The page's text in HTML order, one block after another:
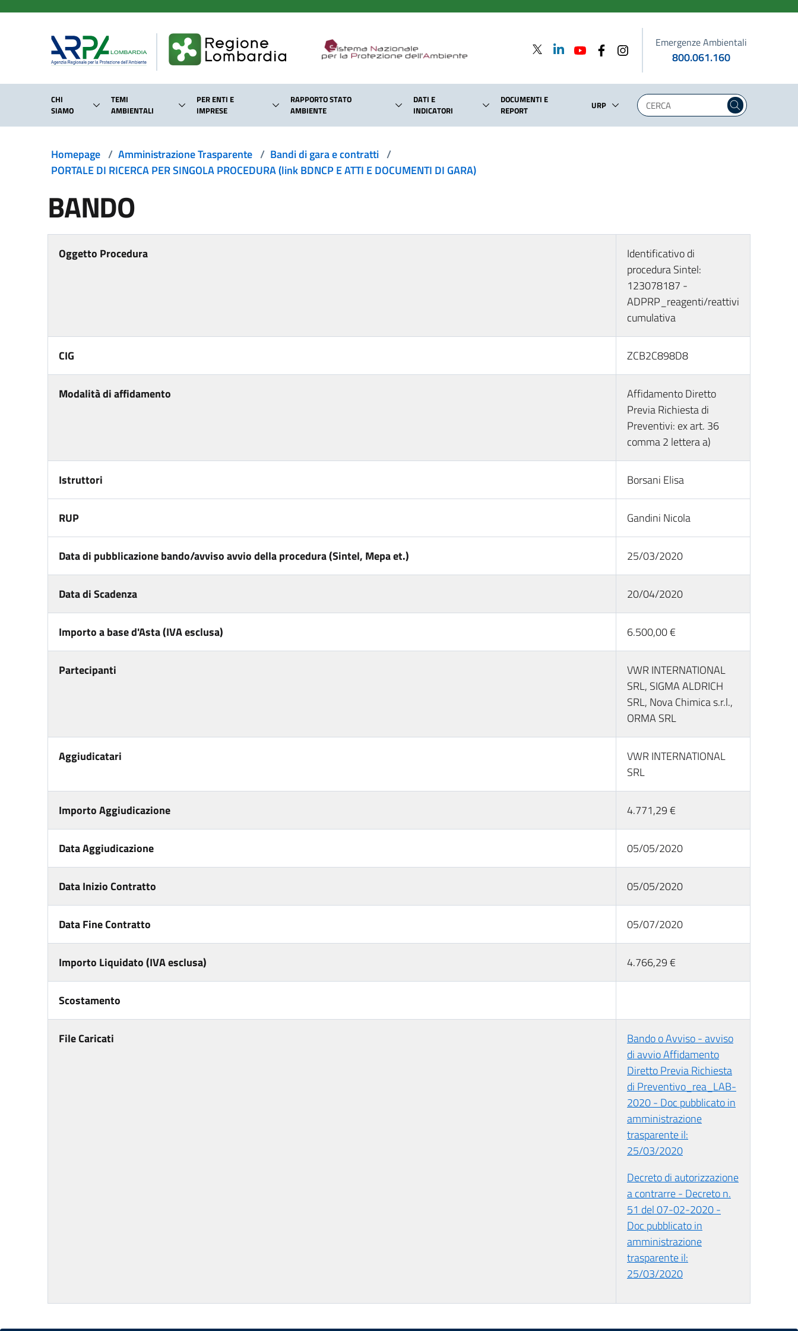
Emergenze Ambientali
800.061.160
CHI
SIAMO
TEMI
AMBIENTALI
PER ENTI E
IMPRESE
RAPPORTO STATO
AMBIENTE
DATI E
INDICATORI
DOCUMENTI E
REPORT
URP
Homepage / Amministrazione Trasparente / Bandi di gara e contratti /
PORTALE DI RICERCA PER SINGOLA PROCEDURA (link BDNCP E ATTI E DOCUMENTI DI GARA)
BANDO
Oggetto Procedura
Identificativo di
procedura Sintel:
123078187 -
ADPRP_reagenti/reattivi
cumulativa
CIG ZCB2C898D8
Modalità di affidamento
Affidamento Diretto
Previa Richiesta di
Preventivi: ex art. 36
comma 2 lettera a)
Istruttori Borsani Elisa
RUP Gandini Nicola
Data di pubblicazione bando/avviso avvio della procedura (Sintel, Mepa et.) 25/03/2020
Data di Scadenza 20/04/2020
Importo a base d'Asta (IVA esclusa) 6.500,00 €
Partecipanti
VWR INTERNATIONAL
SRL, SIGMA ALDRICH
SRL, Nova Chimica s.r.l.,
ORMA SRL
Aggiudicatari
VWR INTERNATIONAL
SRL
Importo Aggiudicazione 4.771,29 €
Data Aggiudicazione 05/05/2020
Data Inizio Contratto 05/05/2020
Data Fine Contratto 05/07/2020
Importo Liquidato (IVA esclusa) 4.766,29 €
Scostamento
File Caricati
Bando o Avviso - avviso
di avvio Affidamento
Diretto Previa Richiesta
di Preventivo_rea_LAB-
2020 - Doc pubblicato in
amministrazione
trasparente il:
25/03/2020
Decreto di autorizzazione
a contrarre - Decreto n.
51 del 07-02-2020 -
Doc pubblicato in
amministrazione
trasparente il:
25/03/2020